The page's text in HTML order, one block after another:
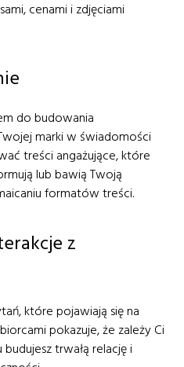
cenami i zdjęciami
do budowania
marki w świadomości
treści angażujące, które
lub bawią Twoją
formatów treści.
z
które pojawiają się na
pokazuje, że zależy Ci
trwałą relację i